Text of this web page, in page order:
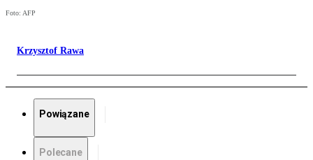
Foto: AFP
Krzysztof Rawa
Powiązane
Polecane